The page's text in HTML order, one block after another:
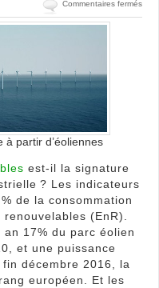
Commentaires ferméssur
à partir d’éoliennes
est-il la signature
? Les indicateurs
de la consommation
(EnR).
17% du parc éolien
et une puissance
décembre 2016, la
européen. Et les